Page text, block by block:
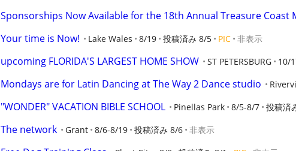
Sponsorships Now Available for the 18th Annual Treasure Coast
Your time is Now! Lake Wales 8/19 投稿済み 8/5 PIC 非表示
upcoming FLORIDA'S LARGEST HOME SHOW ST PETERSBURG 10/
Mondays are for Latin Dancing at The Way 2 Dance studio
"WONDER" VACATION BIBLE SCHOOL Pinellas Park 8/5-8/7 投稿済
The network Grant 8/6-8/19 投稿済み 8/6 非表示